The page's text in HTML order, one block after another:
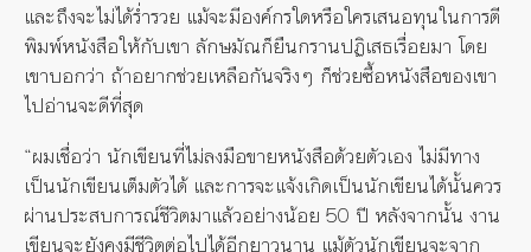
และถึงจะไม่ได้ร่ำรวย แม้จะมีองค์กรใดหรือใครเสนอทุนในการตี
พิมพ์หนังสือให้กับเขา ลักษมัณก็ยืนกรานปฏิเสธเรื่อยมา โดย
เขาบอกว่า ถ้าอยากช่วยเหลือกันจริงๆ ก็ช่วยซื้อหนังสือของเขา
ไปอ่านจะดีที่สุด
“ผมเชื่อว่า นักเขียนที่ไม่ลงมือขายหนังสือด้วยตัวเอง ไม่มีทาง
เป็นนักเขียนเต็มตัวได้ และการจะแจ้งเกิดเป็นนักเขียนได้นั้นควร
ผ่านประสบการณ์ชีวิตมาแล้วอย่างน้อย 50 ปี หลังจากนั้น งาน
เขียนจะยังคงมีชีวิตต่อไปได้อีกยาวนาน แม้ตัวนักเขียนจะจาก